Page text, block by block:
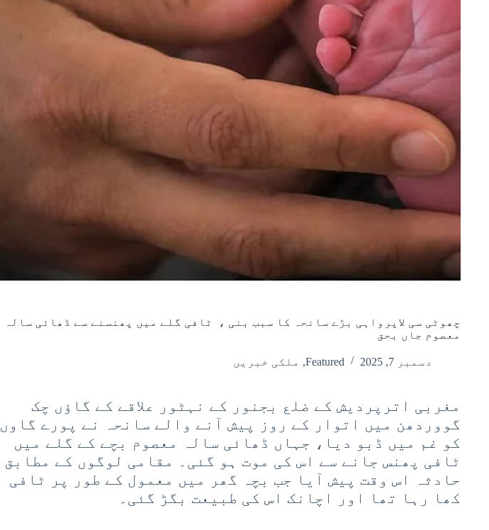
چھوٹی سی لاپرواہی بڑے سانحہ کا سبب بنی ، ٹافی گلے میں پھنسنے سے ڈھائی سالہ
معصوم جاں بحق
دسمبر 7, 2025 Featured
, ملکی خبریں
مغربی اترپردیش کے ضلع بجنور کے نہٹور علاقے کے گاؤں چک
گووردھن میں اتوار کے روز پیش آنے والے سانحہ نے پورے گاوں
کو غم میں ڈبو دیا، جہاں ڈھائی سالہ معصوم بچے کے گلے میں
ٹافی پھنس جانے سے اس کی موت ہو گئی۔ مقامی لوگوں کے مطابق
حادثہ اس وقت پیش آیا جب بچہ گھر میں معمول کے طور پر ٹافی
کھا رہا تھا اور اچانک اس کی طبیعت بگڑ گئی۔